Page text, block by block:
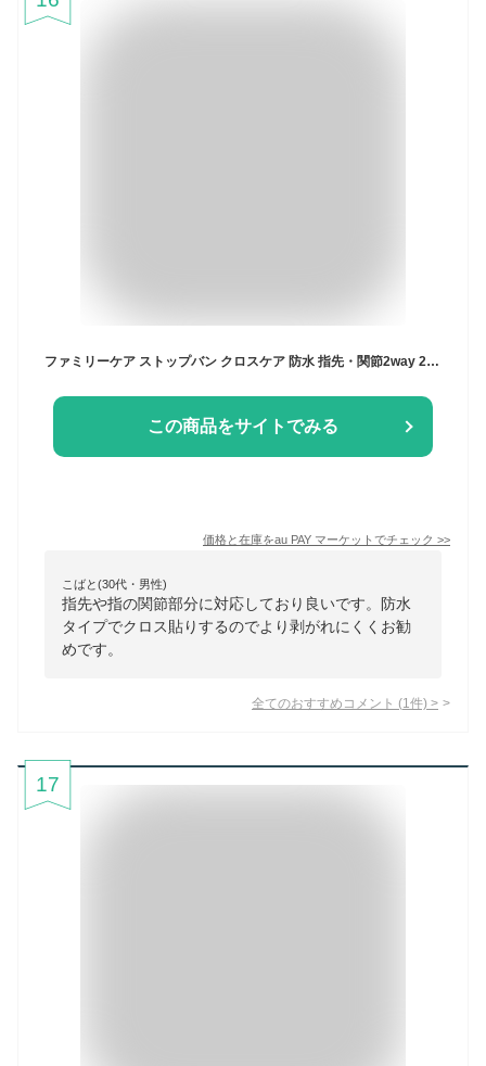
ファミリーケア ストップバン クロスケア 防水 指先・関節2way 20枚入
この商品をサイトでみる
価格と在庫をau PAY マーケット でチェック >>
こばと(30代・男性)
指先や指の関節部分に対応しており良いです。防水
タイプでクロス貼りするのでより剥がれにくくお勧
めです。
全てのおすすめコメント (1 件) >
17